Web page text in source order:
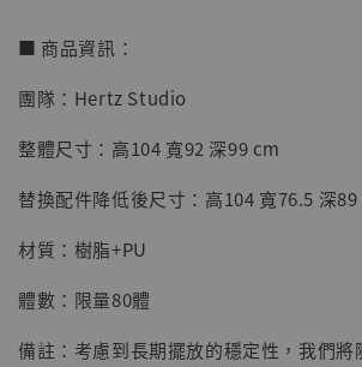
摩 [7STARS Studio]
NT$ 1,500
■ 商品資訊：
團隊：Hertz Studio
整體尺寸：高104 寬92 深99 cm
替換配件降低後尺寸：高104 寬76.5 深
材質：樹脂+PU
體數：限量80體
備註：考慮到長期擺放的穩定性，我們將